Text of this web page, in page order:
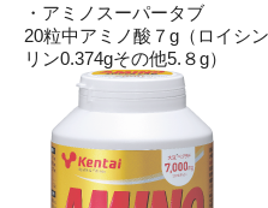
・アミノスーパータブ
20粒中アミノ酸７g（ロイシ
リン0.374gその他5.８g）